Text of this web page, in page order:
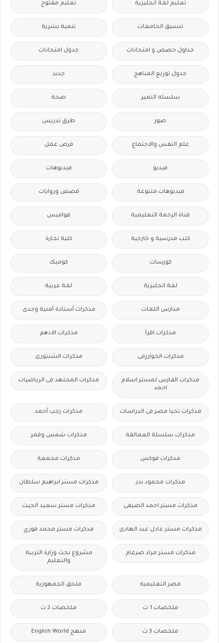
تعليم لغة انجليزية تعليم مفتوح
تنسيق الجامعات تنمية بشرية
جداول حصص و امتحانات جدول امتحانات
جدول توزيع المناهج جديد
سلسله التميز صحة
صور طرق تدريس
علم النفس والاجتماع فرص عمل
فيديو فيديوهات
فيديوهات متنوعة قصص وروايات
قناة الرحمة التعليمية قواميس
كتب مدرسية و خارجية كلية تجارة
كورسات كوميك
لغة انجليزية لغة عربية
مدارس اللغات مذكرات أستاذة أمنية وجدى
مذكرات اقرأ مذكرات الادهم
مذكرات الخوارزمى مذكرات الشنتورى
مذكرات الفارس لمستر اسلام
احمد
مذكرات المجتهد فى الرياضيات
مذكرات تحيا مصر فى الدراسات مذكرات رجب أحمد
مذكرات سلسلة العمالقة مذكرات شمس وقمر
مذكرات فوكس مذكرات مجمعة
مذكرات محمود بدر مذكرات مستر ابراهيم سلطان
مذكرات مستر احمد الضيفى مذكرات مستر سعيد الحيت
مذكرات مستر عادل عبد الهادى مذكرات مستر محمد فوزي
مذكرات مستر مراد ضرغام
مشروع بحث وزارة التربية
والتعليم
مصر التعليميه ملحق الجمهورية
ملخصات 1 ث ملخصات 2 ث
ملخصات 3 ث منهج English World